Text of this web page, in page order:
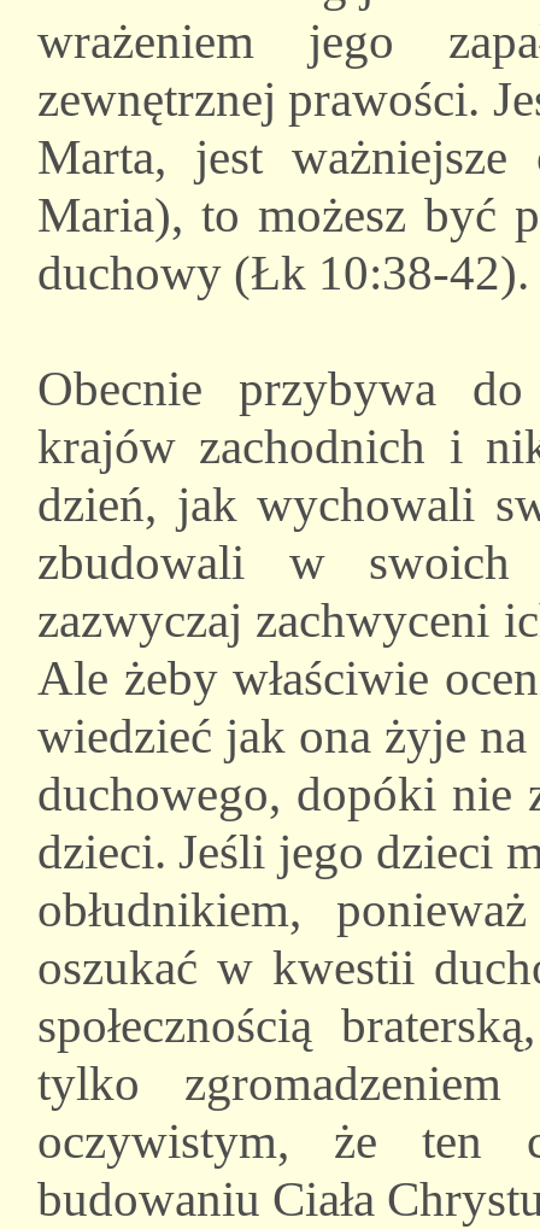
wrażeniem jego
zewnętrznej prawości.
Marta, jest ważniejsze
Maria), to możesz być
duchowy (Łk 10:38-42).
Obecnie przybywa
krajów zachodnich i
dzień, jak wychowali
zbudowali w swoich
zazwyczaj zachwyceni
Ale żeby właściwie
wiedzieć jak ona żyje
duchowego, dopóki nie
dzieci. Jeśli jego dzieci
obłudnikiem,
oszukać w kwestii
społecznością
tylko
oczywistym, że ten
budowaniu Ciała